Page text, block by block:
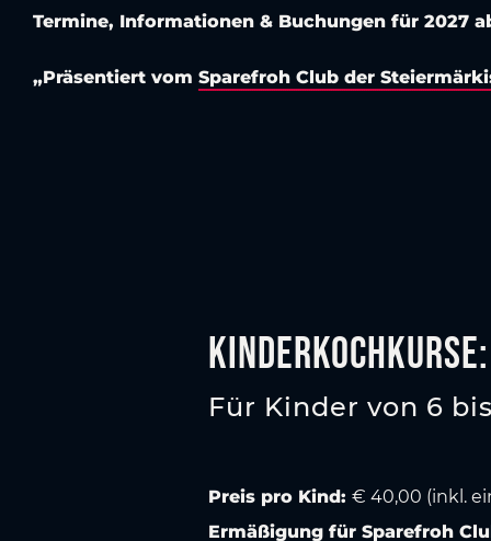
Termine, Informationen & Buchungen für 2027
„Präsentiert vom Sparefroh Club der
Für Kinder von 6
Preis pro Kind: € 40,00 (inkl.
Ermäßigung für Sparefroh